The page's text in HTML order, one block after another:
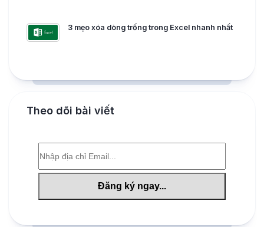
3 mẹo xóa dòng trống trong Excel nhanh nhất
Theo dõi bài viết